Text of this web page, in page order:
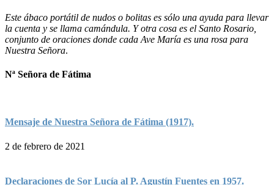
Este ábaco portátil de nudos o bolitas es sólo una ayuda para llevar
la cuenta y se llama camándula. Y otra cosa es el Santo Rosario,
conjunto de oraciones donde cada Ave María es una rosa para
Nuestra Señora.
Nª Señora de Fátima
Mensaje de Nuestra Señora de Fátima (1917).
2 de febrero de 2021
Declaraciones de Sor Lucía al P. Agustín Fuentes en 1957.